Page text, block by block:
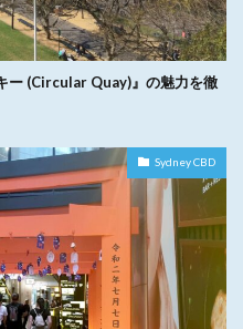
ー (Circular Quay)』の魅力を徹
Sydney CBD